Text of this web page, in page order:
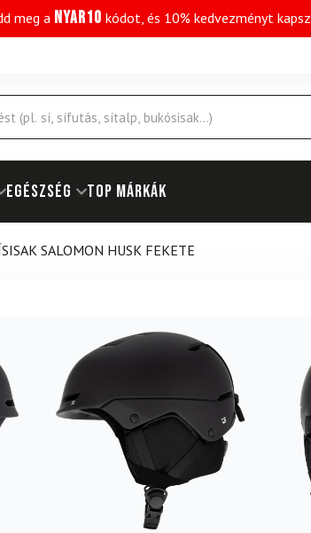
meg a NYAR10 kódot, és 10% kedvezményt kapsz
EGÉSZSÉG Top márkák
SALOMON HUSK FEKETE